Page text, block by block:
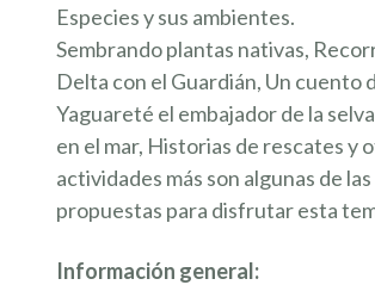
Especies y sus ambientes.
Sembrando plantas nativas,
Delta con el Guardián, Un cuento
Yaguareté el embajador de la
en el mar, Historias de rescates y
actividades más son algunas de las
propuestas para disfrutar esta
Información general: